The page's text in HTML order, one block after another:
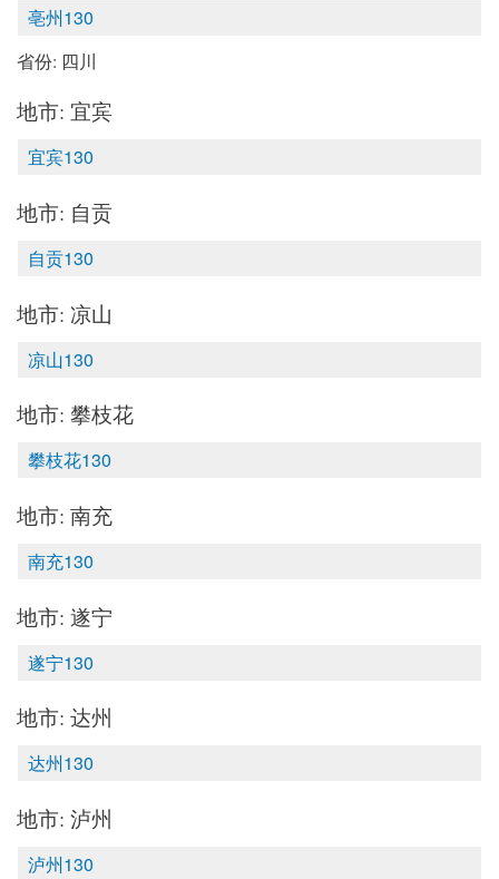
亳州130
省份: 四川
地市: 宜宾
宜宾130
地市: 自贡
自贡130
地市: 凉山
凉山130
地市: 攀枝花
攀枝花130
地市: 南充
南充130
地市: 遂宁
遂宁130
地市: 达州
达州130
地市: 泸州
泸州130